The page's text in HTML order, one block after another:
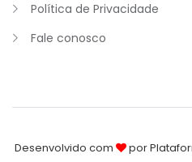
Política de Privacidade
Fale conosco
Desenvolvido com por